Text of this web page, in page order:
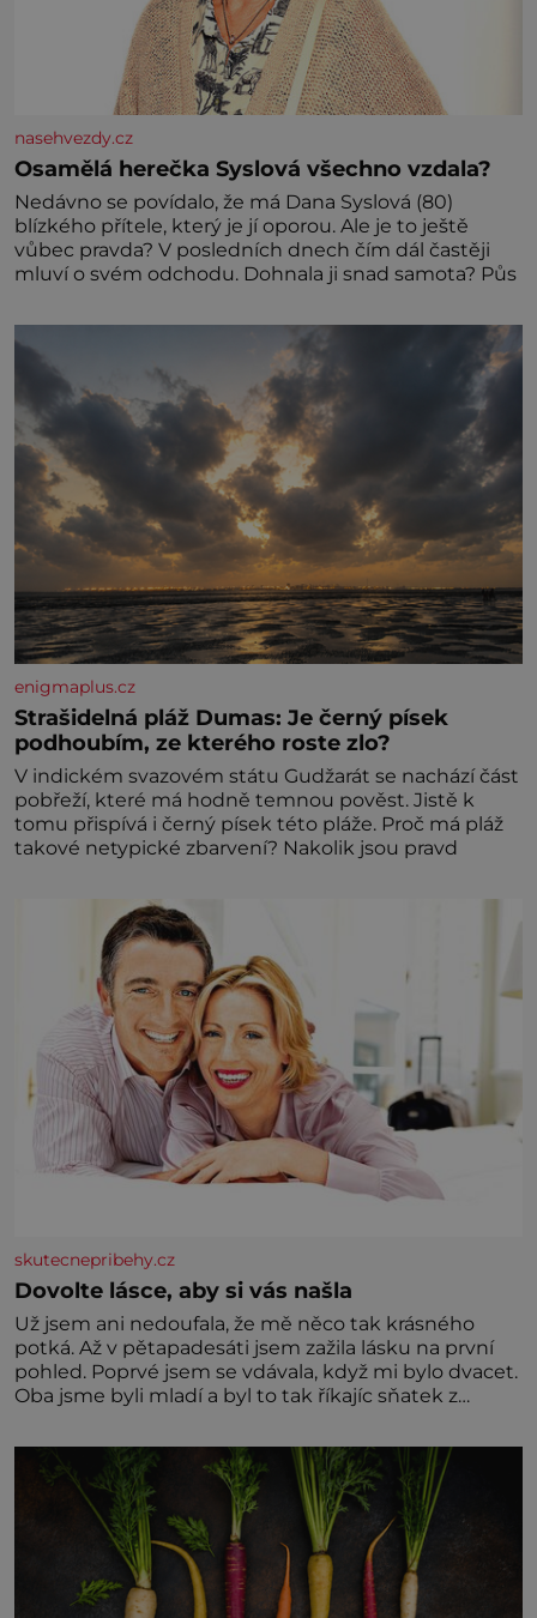
nasehvezdy.cz
Osamělá herečka Syslová všechno vzdala?
Nedávno se povídalo, že má Dana Syslová (80)
blízkého přítele, který je jí oporou. Ale je to ještě
vůbec pravda? V posledních dnech čím dál častěji
mluví o svém odchodu. Dohnala ji snad samota? Půs
enigmaplus.cz
Strašidelná pláž Dumas: Je černý písek
podhoubím, ze kterého roste zlo?
V indickém svazovém státu Gudžarát se nachází část
pobřeží, které má hodně temnou pověst. Jistě k
tomu přispívá i černý písek této pláže. Proč má pláž
takové netypické zbarvení? Nakolik jsou pravd
skutecnepribehy.cz
Dovolte lásce, aby si vás našla
Už jsem ani nedoufala, že mě něco tak krásného
potká. Až v pětapadesáti jsem zažila lásku na první
pohled. Poprvé jsem se vdávala, když mi bylo dvacet.
Oba jsme byli mladí a byl to tak říkajíc sňatek z
zaopatřený mladý muž. Manželství nám oběma moc
nesvědčilo, brzy jsme zjistili, že